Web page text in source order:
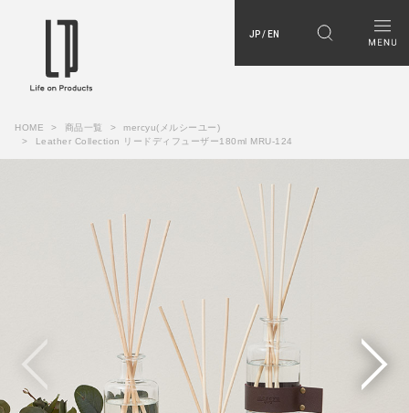
JP / EN
HOME 商品一覧
mercyu(メルシーユー)
Leather Collection リードディフューザー180ml MRU-124